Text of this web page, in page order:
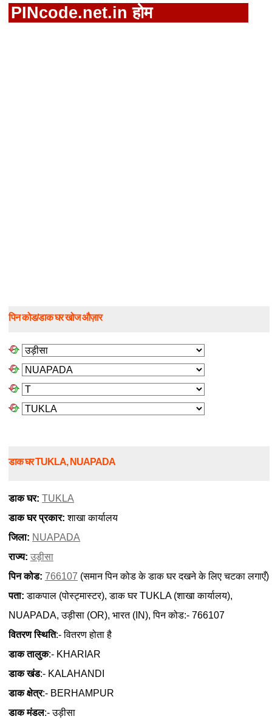
PINcode.net.in होम
पिन कोड/डाक घर खोज औज़ार
डाक घर TUKLA, NUAPADA
डाक घर: TUKLA
डाक घर प्रकार: शाखा कार्यालय
जिला: NUAPADA
राज्य: उड़ीसा
पिन कोड: 766107 (समान पिन कोड के डाक घर दखने के लिए चटका लगाएँ)
पता: डाकपाल (पोस्ट्मास्टर), डाक घर TUKLA (शाखा कार्यालय),
NUAPADA, उड़ीसा (OR), भारत (IN), पिन कोड:- 766107
वितरण स्थिति:- वितरण होता है
डाक तालुक:- KHARIAR
डाक खंड:- KALAHANDI
डाक क्षेत्र:- BERHAMPUR
डाक मंडल:- उड़ीसा